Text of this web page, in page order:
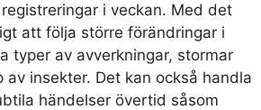
i veckan. Med det
att följa större förändringar i
typer av avverkningar, stormar
av insekter. Det kan också handla
händelser övertid såsom